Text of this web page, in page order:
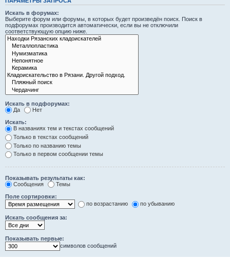
Искать в форумах:
Выберите форум или форумы, в которых будет произведён поиск. Поиск в
подфорумах производится автоматически, если вы не отключили
соответствующую опцию ниже.
Искать в подфорумах:
Да
Нет
Искать:
В названиях тем и текстах сообщений
Только в текстах сообщений
Только по названию темы
Только в первом сообщении темы
Показывать результаты как:
Сообщения
Темы
Поле сортировки:
по возрастанию
по убыванию
Искать сообщения за:
Показывать первые:
символов сообщений